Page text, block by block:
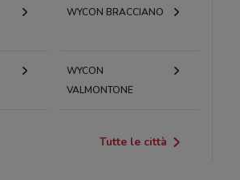
WYCON BRACCIANO
WYCON
VALMONTONE
Tutte le città